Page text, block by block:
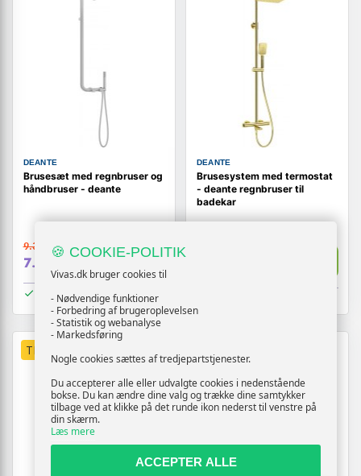
DEANTE
Brusesæt med regnbruser og
håndbruser - deante
9.319,-
7.319,- Vis
På lager
DEANTE
Brusesystem med termostat
- deante regnbruser til
badekar
TILBUD
🍪 COOKIE-POLITIK
Vivas.dk bruger cookies til
- Nødvendige funktioner
- Forbedring af brugeroplevelsen
- Statistik og webanalyse
- Markedsføring
Nogle cookies sættes af tredjepartstjenester.
Du accepterer alle eller udvalgte cookies i nedenstående
bokse. Du kan ændre dine valg og trække dine samtykker
tilbage ved at klikke på det runde ikon nederst til venstre på
din skærm.
Læs mere
ACCEPTER ALLE